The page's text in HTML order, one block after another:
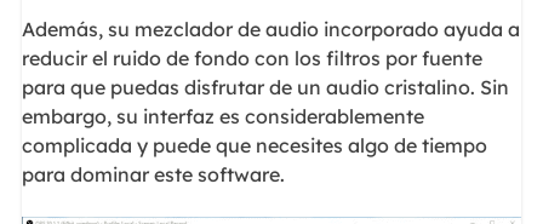
Además, su mezclador de audio incorporado ayuda a
reducir el ruido de fondo con los filtros por fuente
para que puedas disfrutar de un audio cristalino. Sin
embargo, su interfaz es considerablemente
complicada y puede que necesites algo de tiempo
para dominar este software.